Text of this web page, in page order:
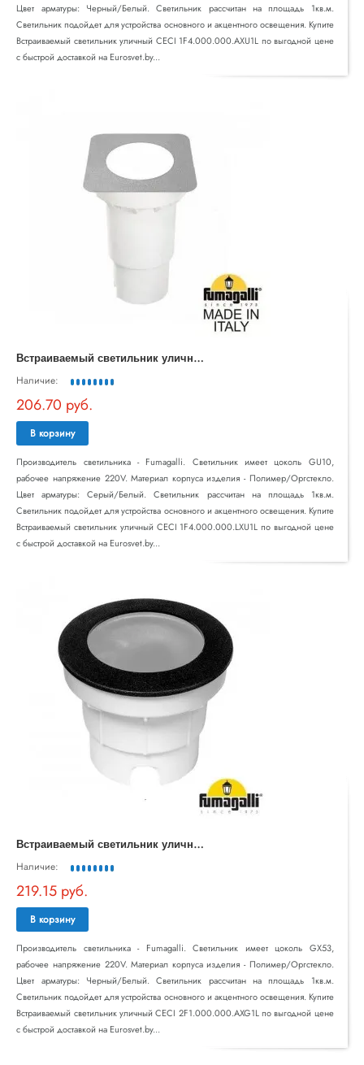
Цвет арматуры: Черный/Белый. Светильник рассчитан на площадь 1кв.м.
Светильник подойдет для устройства основного и акцентного освещения. Купите
Встраиваемый светильник уличный CECI 1F4.000.000.AXU1L по выгодной цене
с быстрой доставкой на Eurosvet.by...
В
страиваемый светильник уличный CECI 1F4.000.000.LXU1L
Наличие:
206.70 руб.
В корзину
Производитель светильника - Fumagalli. Светильник имеет цоколь GU10,
рабочее напряжение 220V. Материал корпуса изделия - Полимер/Оргстекло.
Цвет арматуры: Серый/Белый. Светильник рассчитан на площадь 1кв.м.
Светильник подойдет для устройства основного и акцентного освещения. Купите
Встраиваемый светильник уличный CECI 1F4.000.000.LXU1L по выгодной цене
с быстрой доставкой на Eurosvet.by...
В
страиваемый светильник уличный CECI 2F1.000.000.AXG1L
Наличие:
219.15 руб.
В корзину
Производитель светильника - Fumagalli. Светильник имеет цоколь GX53,
рабочее напряжение 220V. Материал корпуса изделия - Полимер/Оргстекло.
Цвет арматуры: Черный/Белый. Светильник рассчитан на площадь 1кв.м.
Светильник подойдет для устройства основного и акцентного освещения. Купите
Встраиваемый светильник уличный CECI 2F1.000.000.AXG1L по выгодной цене
с быстрой доставкой на Eurosvet.by...